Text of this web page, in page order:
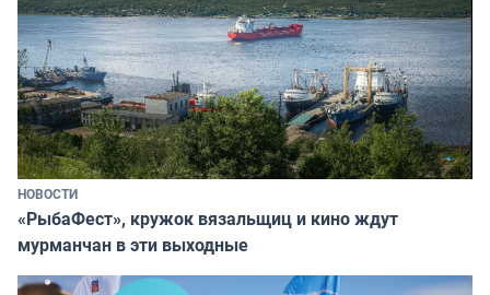
НОВОСТИ
«РыбаФест», кружок вязальщиц и кино ждут
мурманчан в эти выходные